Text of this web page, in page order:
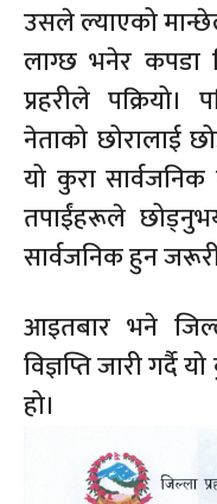
उसले ल्याएको
लाग्छ भनेर कपडा
प्रहरीले
नेताको छोरालाई
यो कुरा सार्वजनिक
तपाईंहरूले
सार्वजनिक हुन
आइतबार भने
विज्ञप्ति जारी गर्दै
हो।